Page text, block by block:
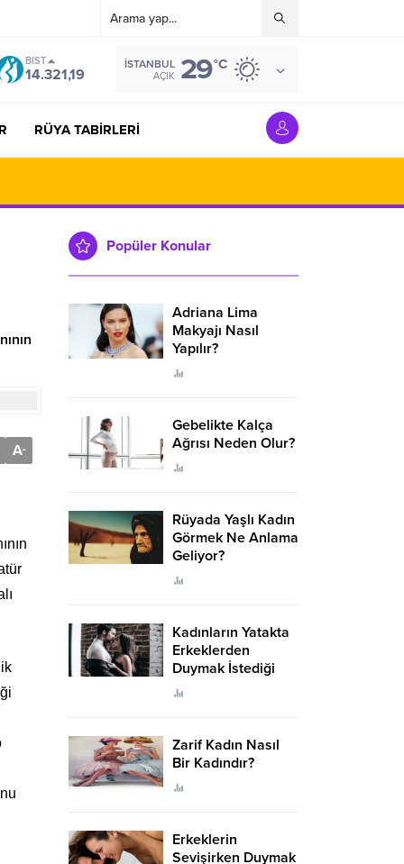
BIST
14.321,19
İSTANBUL
AÇIK 29°C
RÜYA TABİRLERİ
A-
Popüler Konular
Adriana Lima
Makyajı Nasıl
Yapılır?
Gebelikte Kalça
Ağrısı Neden Olur?
Rüyada Yaşlı Kadın
Görmek Ne Anlama
Geliyor?
Kadınların Yatakta
Erkeklerden
Duymak İstediği
Sözler
Zarif Kadın Nasıl
Bir Kadındır?
Erkeklerin
Sevişirken Duymak